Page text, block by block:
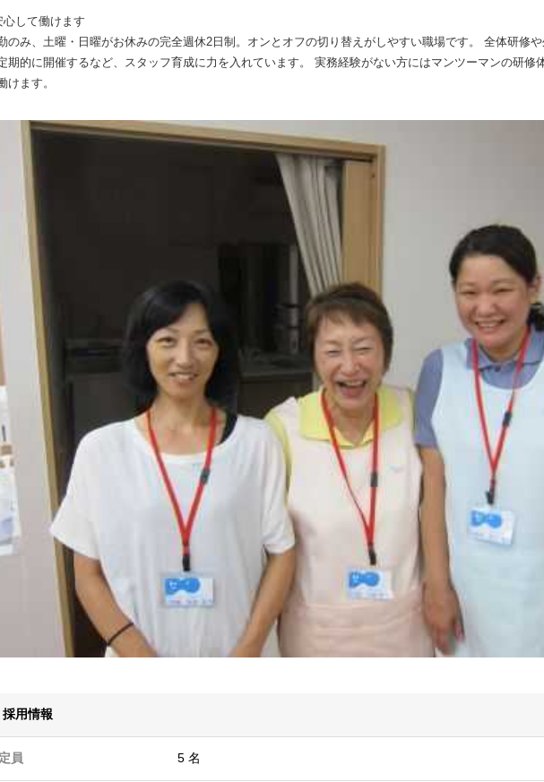
心して働けます
のみ、土曜・日曜がお休みの完全週休2日制。オンとオフの切り替えがしやすい職場です。 全体研修
期的に開催するなど、スタッフ育成に力を入れています。 実務経験がない方にはマンツーマンの研修
けます。
採用情報
定員 5 名